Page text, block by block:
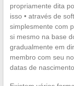
propriamente dita
isso • através de
simplesmente com
si mesmo na base
gradualmente em
membro com seu
datas de